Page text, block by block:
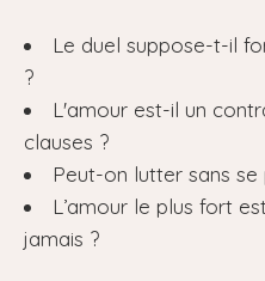
Le duel suppose-t-il
?
L'amour est-il un
clauses ?
Peut-on lutter sans
L’amour le plus fort
jamais ?